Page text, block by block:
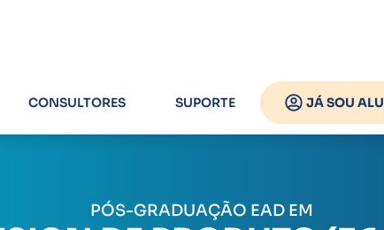
CONSULTORES SUPORTE JÁ SOU
PÓS-GRADUAÇÃO EAD EM